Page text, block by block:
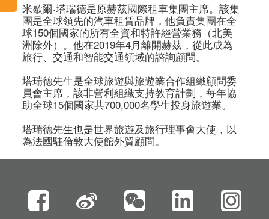
米歇爾‧塔瑞德是原赫茲國際租車集團主席。該集
團是全球領先的汽車租賃品牌，他負責集團在全
球150個國家的所有全資和特許經營業務（北美
洲除外）。他在2019年4月離開赫茲，從此成為
旅行、交通和智能交通領域的諮詢顧問。
塔瑞德先生是全球旅遊與旅遊業合作組織顧問委
員會主席，該非營利組織支持教育計劃，每年協
助全球15個國家共700,000名學生投身旅遊業。
塔瑞德先生也是世界旅遊及旅行理事會大使，以